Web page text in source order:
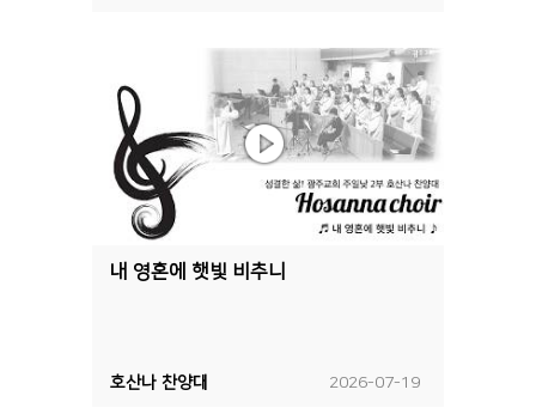
내 영혼에 햇빛 비추니
2026-07-19
호산나 찬양대